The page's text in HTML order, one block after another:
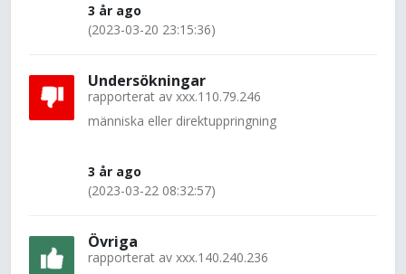
3 år ago
(2023-03-20 23:15:36)
Undersökningar
rapporterat av xxx.110.79.246
människa eller direktuppringning
3 år ago
(2023-03-22 08:32:57)
Övriga
rapporterat av xxx.140.240.236